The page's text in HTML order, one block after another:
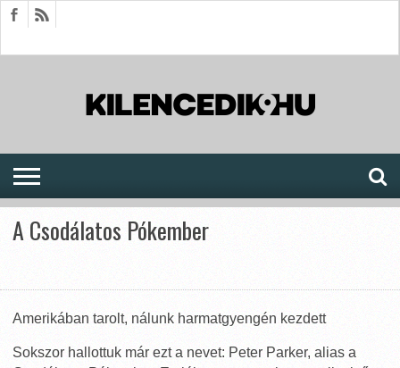
A Csodálatos Pókember
Amerikában tarolt, nálunk harmatgyengén kezdett
Sokszor hallottuk már ezt a nevet: Peter Parker, alias a